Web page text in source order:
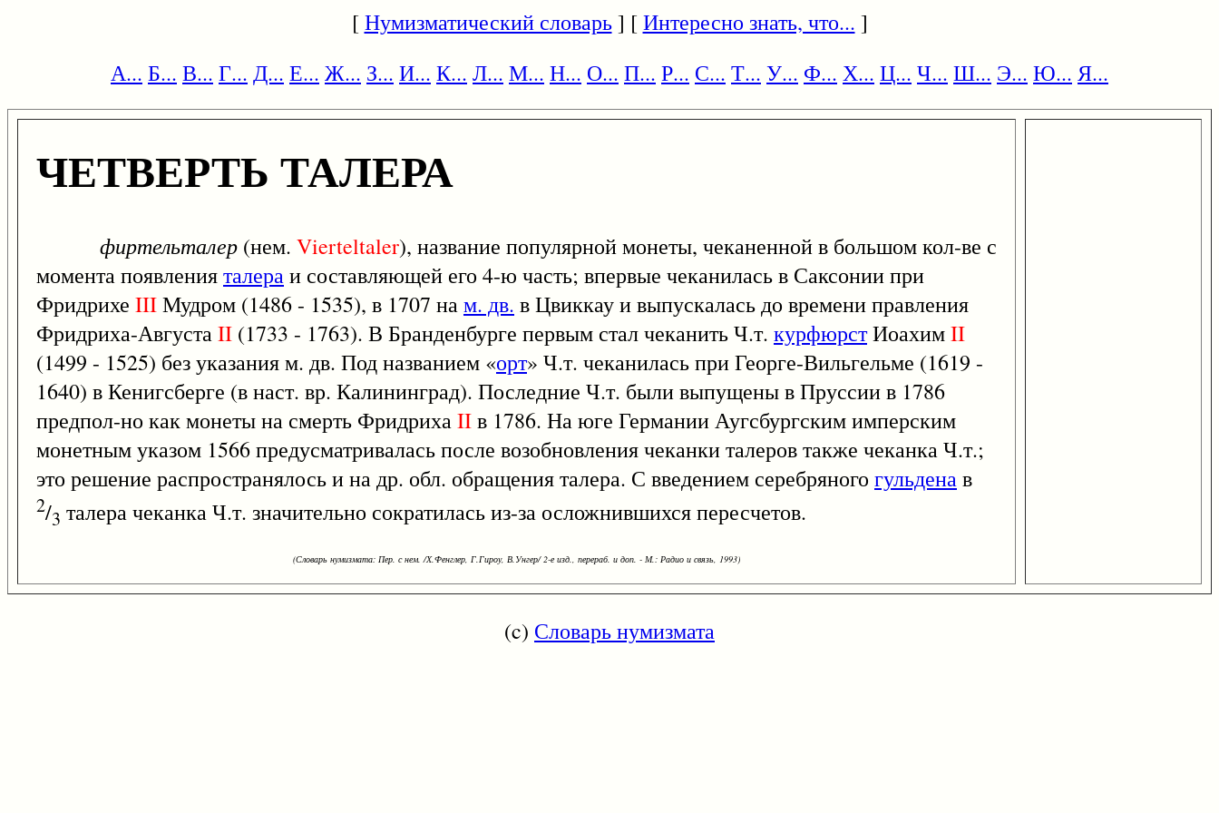
[Нумизматический словарь] [Интересно знать, что... ]
А... Б... В... Г... Д... Е... Ж... З... И... К... Л... М... Н... О... П... Р... С... Т... У... Ф... Х... Ц... Ч... Ш... Э... Ю... Я...
ЧЕТВЕРТЬ ТАЛЕРА
фиртельталер (нем. Vierteltaler), название популярной монеты, чеканенной в большом кол-ве с
момента появленияталераи составляющей его 4-ю часть; впервые чеканилась в Саксонии при
Фридрихе IIIМудром (1486 - 1535), в 1707 нам. дв. в Цвиккау и выпускалась до времени правления
Фридриха-АвгустаII (1733 - 1763). В Бранденбурге первым стал чеканить Ч.т. курфюрстИоахимII
(1499 - 1525) без указания м. дв. Под названием «орт» Ч.т. чеканилась при Георге-Вильгельме (1619 -
1640) в Кенигсберге (в наст. вр. Калининград). Последние Ч.т. были выпущены в Пруссии в 1786
предпол-но как монеты на смерть ФридрихаIIв 1786. На юге Германии Аугсбургским имперским
монетным указом 1566 предусматривалась после возобновления чеканки талеров также чеканка Ч.т.;
это решение распространялось и на др. обл. обращения талера. С введением серебряного гульденав
2/3 талера чеканка Ч.т. значительно сократилась из-за осложнившихся пересчетов.
(Словарь нумизмата: Пер. с нем. /Х.Фенглер, Г.Гироу, В.Унгер/ 2-е изд., перераб. и доп. - М.: Радио и связь, 1993)
(c) Словарь нумизмата